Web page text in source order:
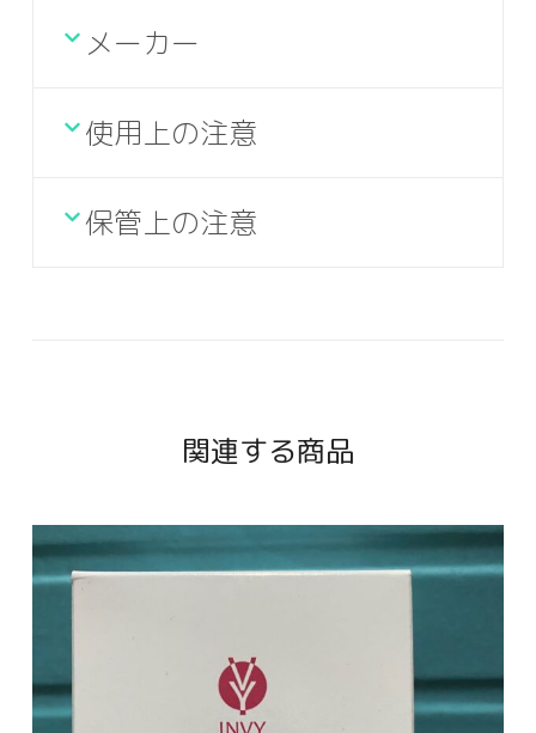
メーカー
使用上の注意
保管上の注意
関連する商品